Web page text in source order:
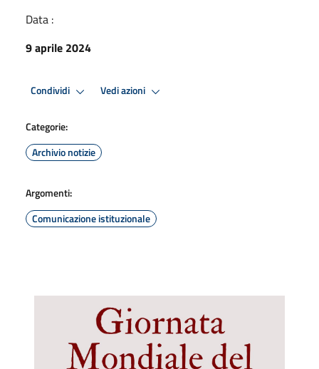
Data :
9 aprile 2024
Condividi Vedi azioni
Categorie:
Archivio notizie
Argomenti:
Comunicazione istituzionale